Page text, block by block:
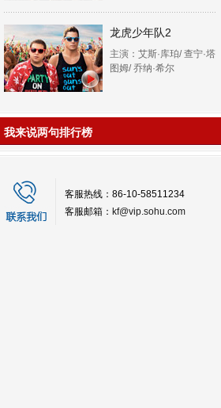
龙虎少年队2
主演：艾斯·库珀/ 查宁·塔
图姆/ 乔纳·希尔
我来说两句排行榜
客服热线：86-10-58511234
客服邮箱： kf@vip.sohu.com